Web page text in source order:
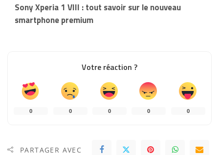
Sony Xperia 1 VIII : tout savoir sur le nouveau
smartphone premium
Votre réaction ?
0 0 0 0 0
PARTAGER AVEC